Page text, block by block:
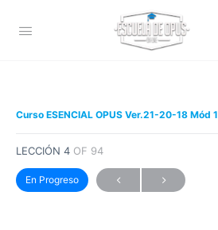
Curso ESENCIAL OPUS Ver.21-20-18 Mód 1
LECCIÓN 4 OF 94
En Progreso